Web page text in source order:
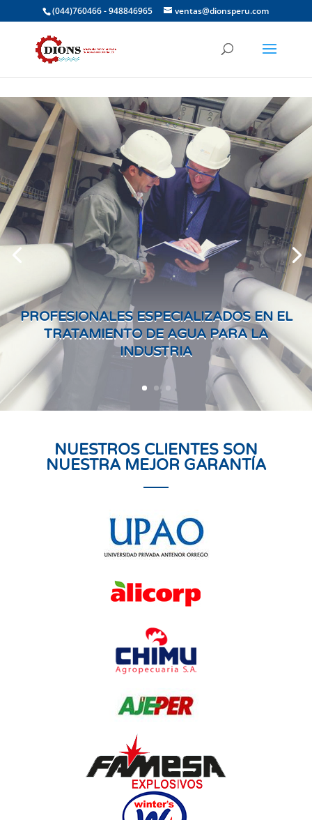
(044)760466 - 948846965 ventas@dionsperu.com
PROFESIONALES ESPECIALIZADOS EN EL
TRATAMIENTO DE AGUA PARA LA
INDUSTRIA
NUESTROS CLIENTES SON
NUESTRA MEJOR GARANTÍA